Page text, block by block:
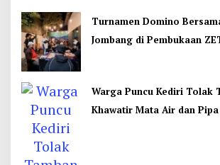
Turnamen Domino
Jombang di Pembukaan
Warga Puncu Kediri Tolak
Khawatir Mata Air dan